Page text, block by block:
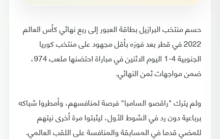
حسم منتخب البرازيل بطاقة العبور إلى ربع نهائي كأس العالم
2022 في قطر بعد فوزه بأقل مجهود على منتخب كوريا
الجنوبية 4-1 اليوم الاثنين في مباراة احتضنها ملعب 974،
ضمن مواجهات ثمن النهائي.
ولم يترك "راقصو السامبا" فرصة لمنافسهم، وأمطروا شباكه
برباعية دون رد في الشوط الأول، ليثبتوا مرة أخرى نيتهم
للمضي قدما في المسابقة والمنافسة على اللقب العالمي.